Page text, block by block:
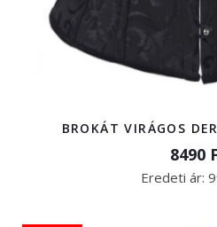
BROKÁT VIRÁGOS
8490
Eredeti ár: